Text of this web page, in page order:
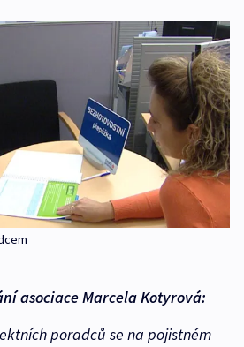
asociace Marcela Kotyrová:
poradců se na pojistném